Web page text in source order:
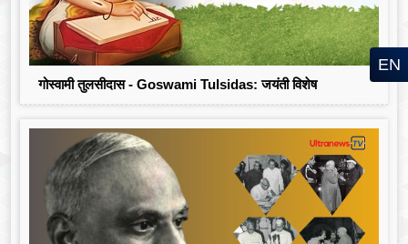
गोस्वामी तुलसीदास - Goswami Tulsidas: जयंती विशेष
EN